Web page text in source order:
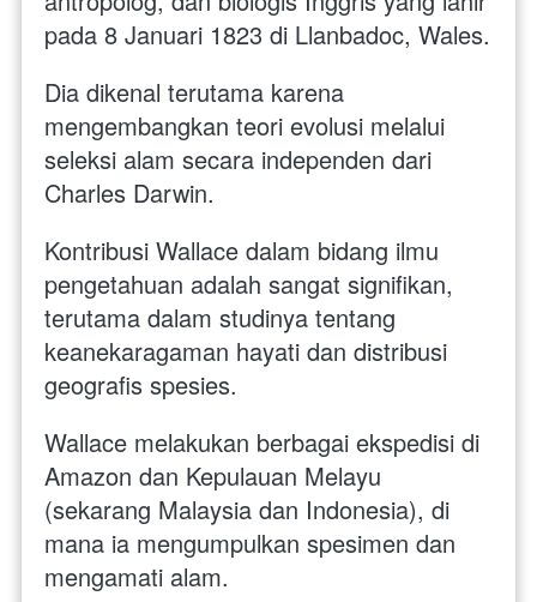
Dia dikenal terutama karena
mengembangkan teori evolusi melalui
seleksi alam secara independen dari
Charles Darwin.
Kontribusi Wallace dalam bidang ilmu
pengetahuan adalah sangat signifikan,
terutama dalam studinya tentang
keanekaragaman hayati dan distribusi
geografis spesies.
Wallace melakukan berbagai ekspedisi di
Amazon dan Kepulauan Melayu
(sekarang Malaysia dan Indonesia), di
mana ia mengumpulkan spesimen dan
mengamati alam.